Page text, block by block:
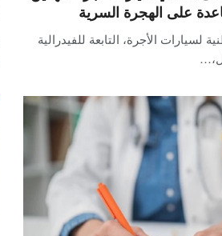
على الهجرة السرية
لسيارات الأجرة، التابعة للفيدرالية